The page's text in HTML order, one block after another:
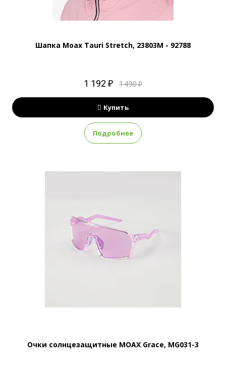
Шапка Moax Tauri Stretch, 23803M - 92788
1 192 ₽ 1 490 ₽
Купить
Подробнее
Очки солнцезащитные MOAX Grace, MG031-3